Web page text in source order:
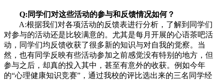
Q:同学们对这些活动的参与和反馈情况如何？
A:根据我们对各项活动的反馈表进行分析，了解到同学们
对参与的活动还是比较满意的。尤其是每月开展的心语茶吧活
动，同学们均反馈收获了很多新的知识与对自我的觉察。当
然，也有同学反映有些活动参加之前感觉没有特别的地方，但
参与之后，却真的投入其中，甚至有意外的收获。例如今年
的“心理健康知识竞赛”，通过我校的评比选出来的三名同学经